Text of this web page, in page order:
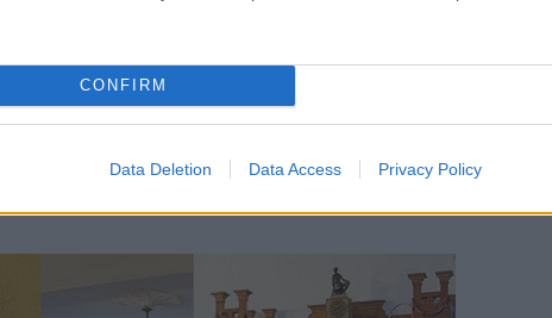
CONFIRM
Data Deletion Data Access Privacy Policy
hatalmas ólomüveg lámpa meleg fényével biztosít